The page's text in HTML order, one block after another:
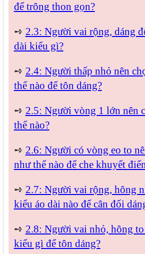
để trông thon gọn?
➺ 2.3: Người vai rộng, dáng
dài kiểu gì?
➺ 2.4: Người thấp nhỏ nên
thế nào để tôn dáng?
➺ 2.5: Người vòng 1 lớn nên
thế nào?
➺ 2.6: Người có vòng eo to
như thế nào để che khuyết
➺ 2.7: Người vai rộng, hông
kiểu áo dài nào để cân đối
➺ 2.8: Người vai nhỏ, hông to
kiểu gì để tôn dáng?